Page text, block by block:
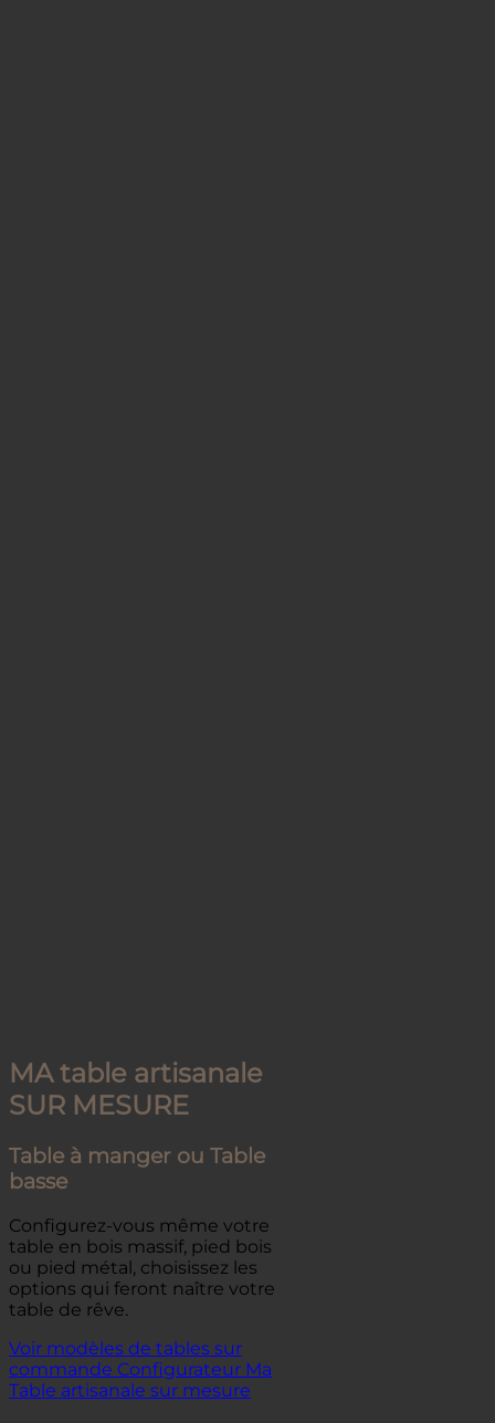
MA table artisanale
SUR MESURE
Table à manger ou Table
basse
Configurez-vous même votre
table en bois massif, pied bois
ou pied métal, choisissez les
options qui feront naître votre
table de rêve.
Voir modèles de tables sur
commande Configurateur Ma
Table artisanale sur mesure